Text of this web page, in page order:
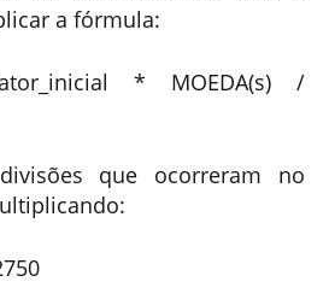
a fórmula:
inicial * MOEDA(s) /
que ocorreram no